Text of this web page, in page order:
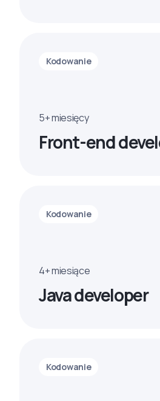
Kodowanie
5+ miesięcy
Front-end
Kodowanie
4+ miesiące
Java developer
Kodowanie